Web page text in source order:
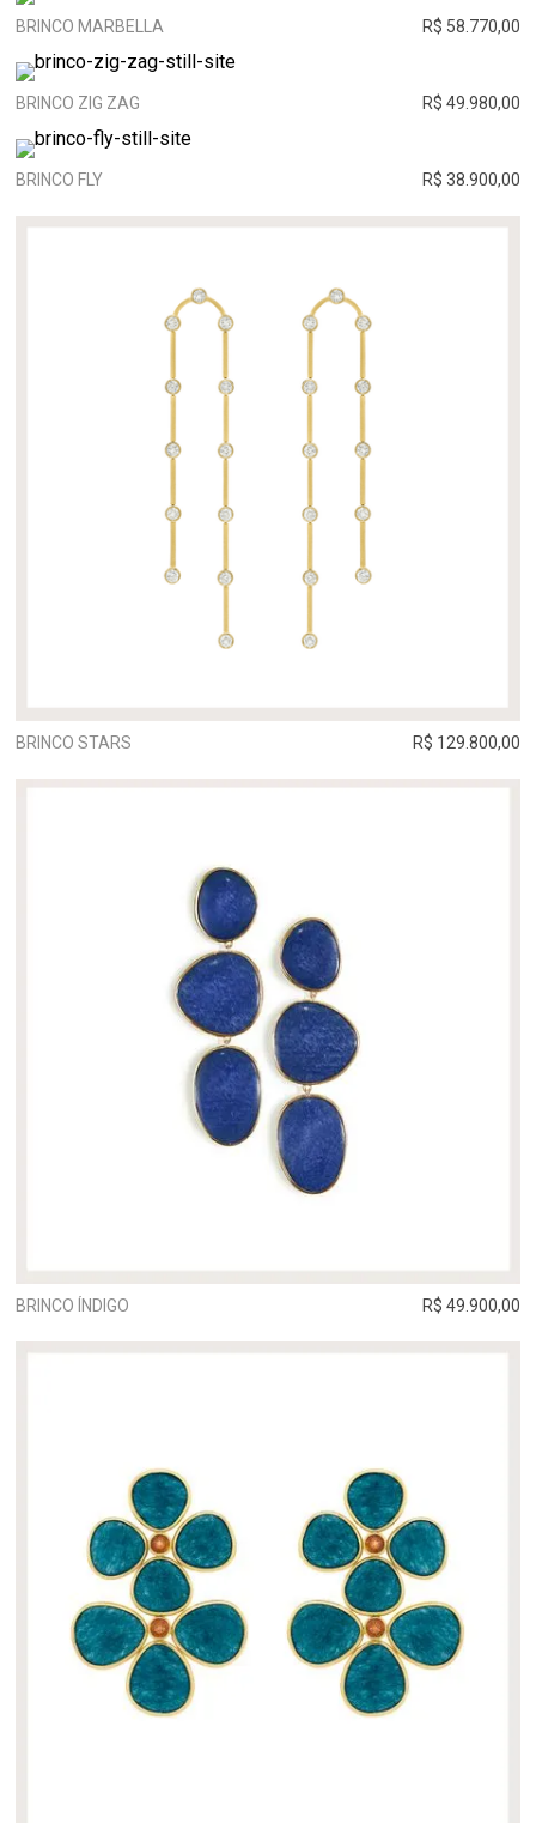
BRINCO MARBELLA R$ 58.770,00
BRINCO ZIG ZAG R$ 49.980,00
BRINCO FLY R$ 38.900,00
BRINCO STARS R$ 129.800,00
BRINCO ÍNDIGO R$ 49.900,00